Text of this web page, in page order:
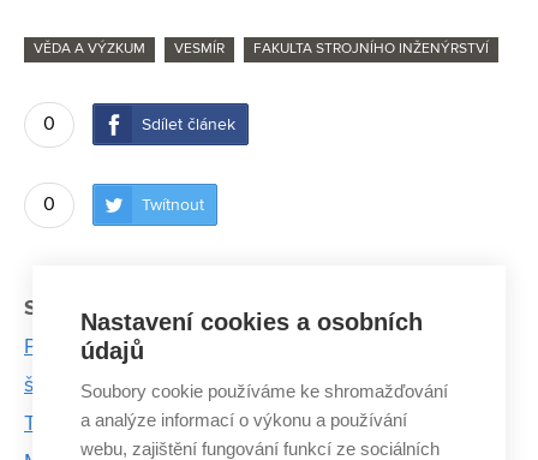
VĚDA A VÝZKUM VESMÍR FAKULTA STROJNÍHO INŽENÝRSTVÍ
0 Sdílet článek
0 Twítnout
Související články:
Profesura není konečná. Chci, aby za mnou zůstali
šikovní lidé, říká Klára Částková
Týden v ESA? „Hned bych se tam vrátil,“ říká
Nastavení cookies a osobních
údajů
Soubory cookie používáme ke shromažďování
a analýze informací o výkonu a používání
webu, zajištění fungování funkcí ze sociálních